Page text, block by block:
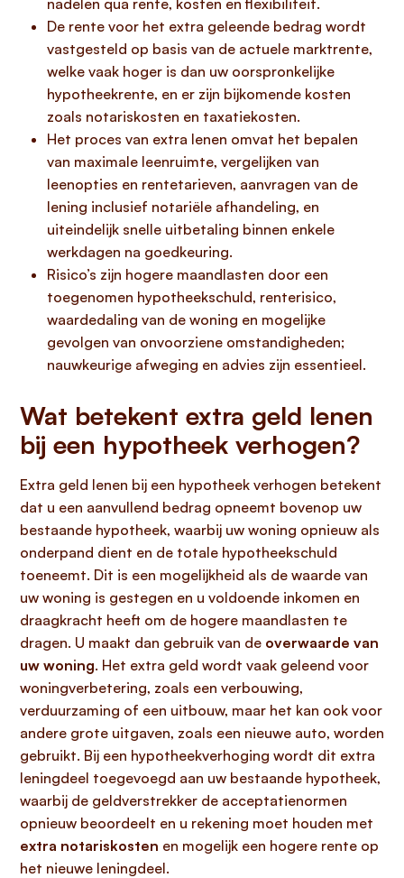
nadelen qua rente, kosten en flexibiliteit.
De rente voor het extra geleende bedrag wordt
vastgesteld op basis van de actuele marktrente,
welke vaak hoger is dan uw oorspronkelijke
hypotheekrente, en er zijn bijkomende kosten
zoals notariskosten en taxatiekosten.
Het proces van extra lenen omvat het bepalen
van maximale leenruimte, vergelijken van
leenopties en rentetarieven, aanvragen van de
lening inclusief notariële afhandeling, en
uiteindelijk snelle uitbetaling binnen enkele
werkdagen na goedkeuring.
Risico’s zijn hogere maandlasten door een
toegenomen hypotheekschuld, renterisico,
waardedaling van de woning en mogelijke
gevolgen van onvoorziene omstandigheden;
nauwkeurige afweging en advies zijn essentieel.
Wat betekent extra geld lenen
bij een hypotheek verhogen?
Extra geld lenen bij een hypotheek verhogen betekent
dat u een aanvullend bedrag opneemt bovenop uw
bestaande hypotheek, waarbij uw woning opnieuw als
onderpand dient en de totale hypotheekschuld
toeneemt. Dit is een mogelijkheid als de waarde van
uw woning is gestegen en u voldoende inkomen en
draagkracht heeft om de hogere maandlasten te
dragen. U maakt dan gebruik van de overwaarde van
uw woning. Het extra geld wordt vaak geleend voor
woningverbetering, zoals een verbouwing,
verduurzaming of een uitbouw, maar het kan ook voor
andere grote uitgaven, zoals een nieuwe auto, worden
gebruikt. Bij een hypotheekverhoging wordt dit extra
leningdeel toegevoegd aan uw bestaande hypotheek,
waarbij de geldverstrekker de acceptatienormen
opnieuw beoordeelt en u rekening moet houden met
extra notariskosten en mogelijk een hogere rente op
het nieuwe leningdeel.